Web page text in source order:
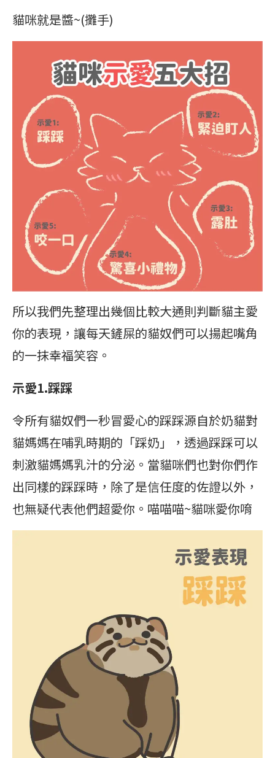
貓咪就是醬~(攤手)
所以我們先整理出幾個比較大通則判斷貓主愛
你的表現，讓每天鏟屎的貓奴們可以揚起嘴角
的一抹幸福笑容。
示愛1.踩踩
令所有貓奴們一秒冒愛心的踩踩源自於奶貓對
貓媽媽在哺乳時期的「踩奶」，透過踩踩可以
刺激貓媽媽乳汁的分泌。當貓咪們也對你們作
出同樣的踩踩時，除了是信任度的佐證以外，
也無疑代表他們超愛你。喵喵喵~貓咪愛你唷